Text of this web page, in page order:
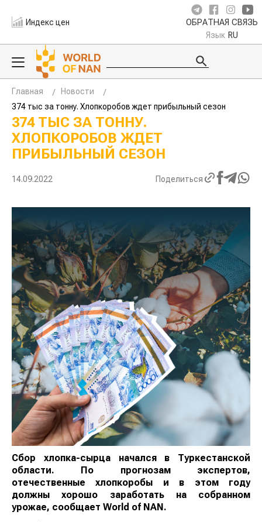
Индекс цен ОБРАТНАЯ СВЯЗЬ
Язык RU
Главная
Новости
374 тыс за тонну. Хлопкоробов ждет прибыльный сезон
374 ТЫС ЗА ТОННУ.
ХЛОПКОРОБОВ ЖДЕТ
ПРИБЫЛЬНЫЙ СЕЗОН
14.09.2022 Поделиться
Сбор хлопка-сырца начался в Туркестанской
области. По прогнозам экспертов,
отечественные хлопкоробы и в этом году
должны хорошо заработать на собранном
урожае, сообщает World of NAN.